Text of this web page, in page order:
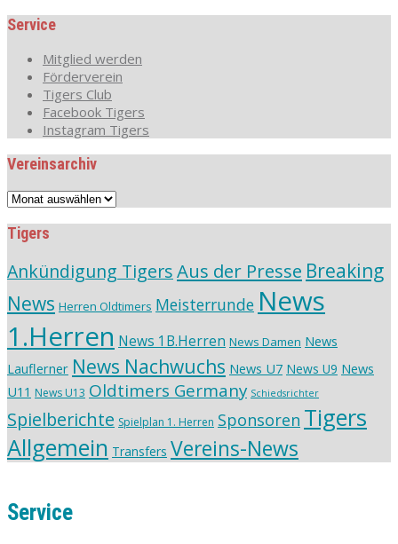
Service
Mitglied werden
Förderverein
Tigers Club
Facebook Tigers
Instagram Tigers
Vereinsarchiv
Vereinsarchiv
Tigers
Ankündigung TigersAus der Presse Breaking
News Herren Oldtimers Meisterrunde News
1.Herren News 1B.Herren News Damen News
Lauflerner News Nachwuchs News U7 News U9 News
U11 News U13 Oldtimers Germany Schiedsrichter
Spielberichte Spielplan 1. Herren Sponsoren Tigers
Allgemein Transfers Vereins-News
Service